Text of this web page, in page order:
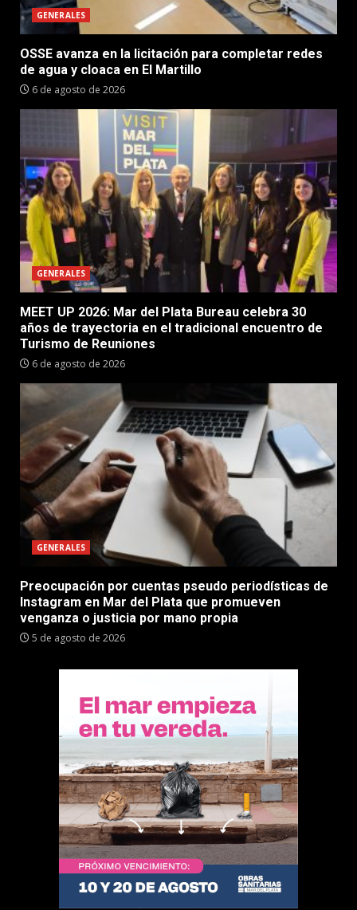
GENERALES
OSSE avanza en la licitación para completar redes
de agua y cloaca en El Martillo
6 de agosto de 2026
GENERALES
MEET UP 2026: Mar del Plata Bureau celebra 30
años de trayectoria en el tradicional encuentro de
Turismo de Reuniones
6 de agosto de 2026
GENERALES
Preocupación por cuentas pseudo periodísticas de
Instagram en Mar del Plata que promueven
venganza o justicia por mano propia
5 de agosto de 2026